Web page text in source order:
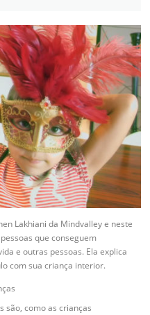
Lakhiani da Mindvalley e neste
que conseguem
e outras pessoas. Ela explica
com sua criança interior.
são, como as crianças